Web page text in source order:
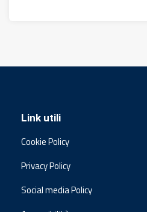
Link utili
Cookie Policy
Privacy Policy
Social media Policy